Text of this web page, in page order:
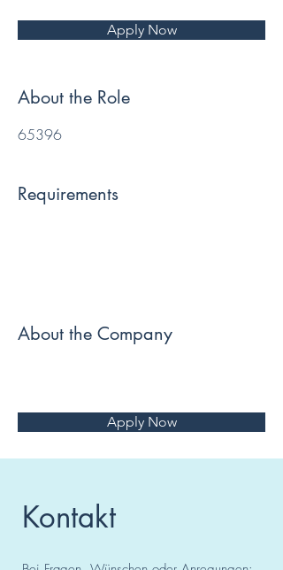
Apply Now
About the Role
65396
Requirements
About the Company
Apply Now
Kontakt